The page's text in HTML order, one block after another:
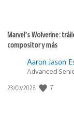
Marvel’s Wolverine:
compositor y más
Aaron Jason
Advanced
Fecha
23/07/2026 7